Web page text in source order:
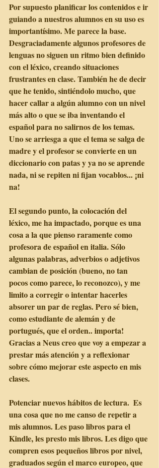
Por supuesto planificar los contenidos e ir
guiando a nuestros alumnos en su uso es
importantísimo. Me parece la base.
Desgraciadamente algunos profesores de
lenguas no siguen un ritmo bien definido
con el léxico, creando situaciones
frustrantes en clase. También he de decir
que he tenido, sintiéndolo mucho, que
hacer callar a algún alumno con un nivel
más alto o que se iba inventando el
español para no salirnos de los temas.
Uno se arriesga a que el tema se salga de
madre y el profesor se convierte en un
diccionario con patas y ya no se aprende
nada, ni se repiten ni fijan vocablos... ¡ni
na!
El segundo punto, la colocación del
léxico, me ha impactado, porque es una
cosa a la que pienso raramente como
profesora de español en italia. Sólo
algunas palabras, adverbios o adjetivos
cambian de posición (bueno, no tan
pocos como parece, lo reconozco), y me
limito a corregir o intentar hacerles
absorer un par de reglas. Pero sé bien,
como estudiante de alemán y de
portugués, que el orden.. importa!
Gracias a Neus creo que voy a empezar a
prestar más atención y a reflexionar
sobre cómo mejorar este aspecto en mis
clases.
Potenciar nuevos hábitos de lectura.  Es
una cosa que no me canso de repetir a
mis alumnos. Les paso libros para el
Kindle, les presto mis libros. Les digo que
compren esos pequeños libros por nivel,
graduados según el marco europeo, que